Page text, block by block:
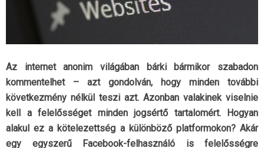
Az internet anonim világában bárki bármikor szabadon
kommentelhet – azt gondolván, hogy minden további
következmény nélkül teszi azt. Azonban valakinek viselnie
kell a felelősséget minden jogsértő tartalomért. Hogyan
alakul ez a kötelezettség a különböző platformokon? Akár
egy egyszerű Facebook-felhasználó is felelősségre